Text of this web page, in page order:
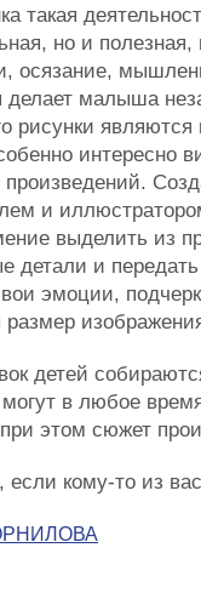
такая
но и
осязание,
делает малыша
рисунки
интересно
произведений.
и
выделить из
детали и
эмоции,
размер
детей
могут в любое
этом сюжет
если кому-то из